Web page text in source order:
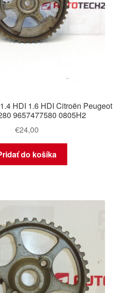
HDI 1.6 HDI Citroën Peugeot
9657477580 0805H2
€24,00
do košíka